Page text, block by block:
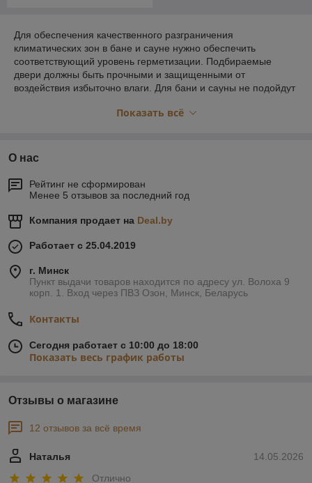
Для обеспечения качественного разграничения
климатических зон в бане и сауне нужно обеспечить
соответствующий уровень герметизации. Подбираемые
двери должны быть прочными и защищенными от
воздействия избыточно влаги. Для бани и сауны не подойдут
Мы предлагаем купить специализированные изделия,
предложение в Минске, ведь весь ассортимент поставляется
качественные сертифицированные изделия, строго
соответствующие заявленным характеристикам.
Особенности дверей, предназначенных
для сауны и бани
моделей целым сводом уникальных характеристик:
- Фурнитура не подвергается коррозии благодаря
работать всегда, вне зависимости от уровня влажности в
помещении. Периодически может потребоваться ревизия и
очистка трущихся поверхностей с последующим нанесением
антифрикционного материала.
настолько велики, чтобы резкое расширение могло
устанавливаются полупрозрачные или матовые вставки, не
дверью.
- Базовым древесным материалом липа выбрана не
Показать всё
О нас
Рейтинг не сформирован
Менее 5 отзывов за последний год
Компания продает на Deal.by
Работает с 25.04.2019
г. Минск
Пункт выдачи товаров находится по адресу ул. Волоха 9
корп. 1. Вход через ПВЗ Озон, Минск, Беларусь
Контакты
Сегодня работает с 10:00 до 18:00
Показать весь график работы
Отзывы о магазине
12 отзывов за всё время
14.05.2026
Наталья
Отлично